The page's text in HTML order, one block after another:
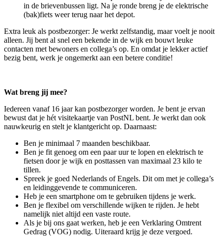
in de brievenbussen ligt. Na je ronde breng je de elektrische
(bak)fiets weer terug naar het depot.
Extra leuk als postbezorger: Je werkt zelfstandig, maar voelt je nooit
alleen. Jij bent al snel een bekende in de wijk en bouwt leuke
contacten met bewoners en collega’s op. En omdat je lekker actief
bezig bent, werk je ongemerkt aan een betere conditie!
Wat breng jij mee?
Iedereen vanaf 16 jaar kan postbezorger worden. Je bent je ervan
bewust dat je hét visitekaartje van PostNL bent. Je werkt dan ook
nauwkeurig en stelt je klantgericht op. Daarnaast:
Ben je minimaal 7 maanden beschikbaar.
Ben je fit genoeg om een paar uur te lopen en elektrisch te
fietsen door je wijk en posttassen van maximaal 23 kilo te
tillen.
Spreek je goed Nederlands of Engels. Dit om met je collega’s
en leidinggevende te communiceren.
Heb je een smartphone om te gebruiken tijdens je werk.
Ben je flexibel om verschillende wijken te rijden. Je hebt
namelijk niet altijd een vaste route.
Als je bij ons gaat werken, heb je een Verklaring Omtrent
Gedrag (VOG) nodig. Uiteraard krijg je deze vergoed.